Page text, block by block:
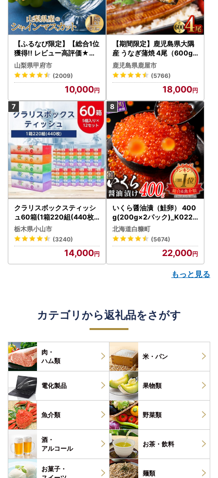
【ふるなび限定】【総合1位
獲得!! レビュー高評価★】
〈2026年度配送分〉山梨
県産 シャインマスカット 2
～3房（1.0kg以上）シャイ
ン フルーツ FN-Limited-S
P
山梨県甲府市
(2009)
10,000
【期間限定】鹿児島県大隅
産 うなぎ蒲焼 4尾（600g
） KN007-004-04-cp18
うなぎ 鰻 魚 惣菜 総菜
鹿児島県鹿屋市
(5766)
18,000
クラリスボックスティッシ
ュ60箱(1箱220組(440枚))
(5個入り×12セット)【配送
不可地域：離島・沖縄県】
【1256759】
栃木県小山市
(3240)
14,000
いくら醤油漬（鮭卵） 400
g(200g×2パック)_K022-
1676
北海道白糠町
(5674)
22,000
もっと見る
カテゴリから返礼品をさがす
肉・
ハム類
米・パン
電化製品 果物類
魚介類 野菜類
酒・
アルコール
お茶・ 飲料
お菓子・
麺類